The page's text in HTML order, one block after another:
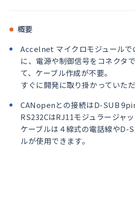
概要
Accelnet マイクロモジュールで
に、電源や制御信号をコネクタ
て、ケーブル作成が不要。
すぐに開発に取り掛かっていただ
CANopenとの接続はD-SUB
RS232CはRJ11モジュラージャ
ケーブルは４線式の電話線やD-
ルが使用できます。